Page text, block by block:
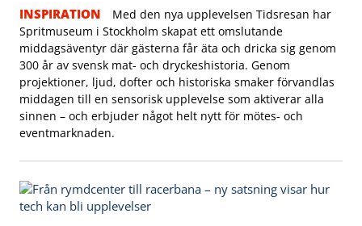
INSPIRATION
Med den nya upplevelsen Tidsresan har
Spritmuseum i Stockholm skapat ett omslutande
middagsäventyr där gästerna får äta och dricka sig genom
300 år av svensk mat- och dryckeshistoria. Genom
projektioner, ljud, dofter och historiska smaker förvandlas
middagen till en sensorisk upplevelse som aktiverar alla
sinnen – och erbjuder något helt nytt för mötes- och
eventmarknaden.